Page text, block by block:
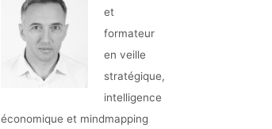
et
formateur
en veille
stratégique,
intelligence
économique et mindmapping